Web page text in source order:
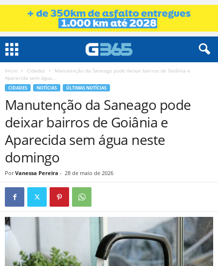
Início Cidades
Manutenção da Saneago pode deixar bairros de Goiânia e
Aparecida sem água...
CIDADES NOTÍCIAS ÚLTIMAS NOTÍCIAS
Manutenção da Saneago pode
deixar bairros de Goiânia e
Aparecida sem água neste
domingo
Por Vanessa Pereira - 28 de maio de 2026